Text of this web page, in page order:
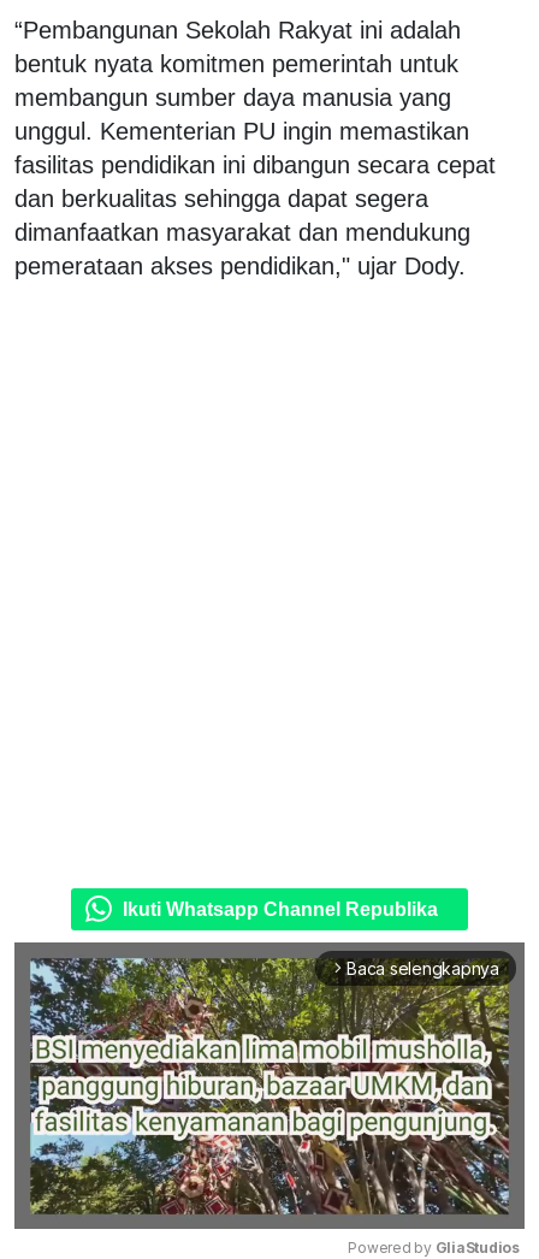
“Pembangunan Sekolah Rakyat ini adalah
bentuk nyata komitmen pemerintah untuk
membangun sumber daya manusia yang
unggul. Kementerian PU ingin memastikan
fasilitas pendidikan ini dibangun secara cepat
dan berkualitas sehingga dapat segera
dimanfaatkan masyarakat dan mendukung
pemerataan akses pendidikan," ujar Dody.
Ikuti Whatsapp Channel Republika
arrow_forward_ios Baca selengkapnya
Powered by GliaStudios